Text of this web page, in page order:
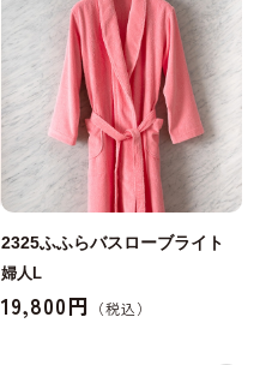
2325ふふらバスローブライト
婦人L
19,800円